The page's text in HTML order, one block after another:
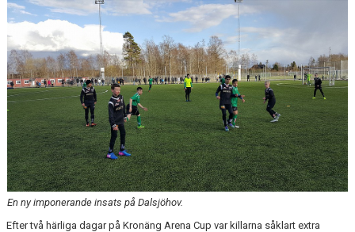
KONTAKT
MATCHER
En ny imponerande insats på Dalsjöhov.
Efter två härliga dagar på Kronäng Arena Cup var killarna såklart extra